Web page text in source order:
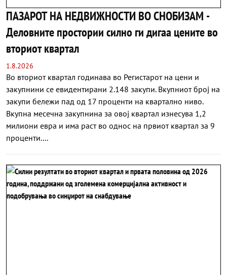
ПАЗАРОТ НА НЕДВИЖНОСТИ ВО СНОБИЗАМ -
Деловните простории силно ги дигаа цените во
вториот квартал
1.8.2026
Во вториот квартал годинава во Регистарот на цени и
закупнини се евидентирани 2.148 закупи. Вкупниот број на
закупи бележи пад од 17 проценти на квартално ниво.
Вкупна месечна закупнина за овој квартал изнесува 1,2
милиони евра и има раст во однос на првиот квартал за 9
проценти....